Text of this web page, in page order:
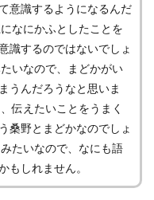
意識するようになるんだ
なにかふとしたことを
識するのではないでしょ
いなので、まどかがい
うんだろうなと思いま
伝えたいことをうまく
桑野とまどかなのでしょ
たいなので、なにも語
もしれません。